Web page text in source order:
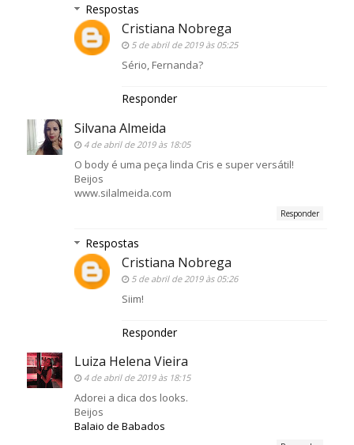
Respostas
Cristiana Nobrega
5 de abril de 2019 às 05:25
Sério, Fernanda?
Responder
Silvana Almeida
4 de abril de 2019 às 18:05
O body é uma peça linda Cris e super versátil!
Beijos
www.silalmeida.com
Responder
Respostas
Cristiana Nobrega
5 de abril de 2019 às 05:26
Siim!
Responder
Luiza Helena Vieira
4 de abril de 2019 às 18:15
Adorei a dica dos looks.
Beijos
Balaio de Babados